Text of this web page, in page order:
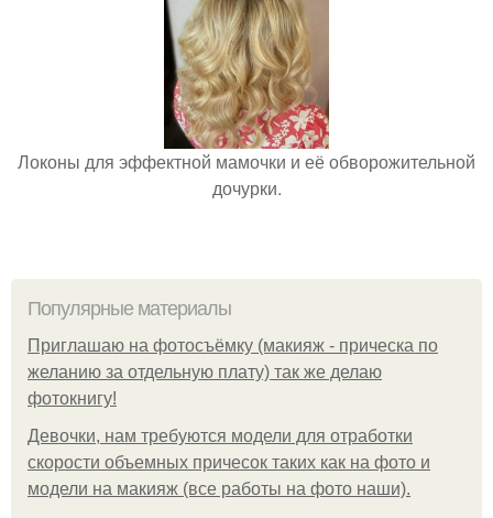
Локоны для эффектной мамочки и её обворожительной
дочурки.
Популярные материалы
Приглашаю на фотосъёмку (макияж - прическа по
желанию за отдельную плату) так же делаю
фотокнигу!
Девочки, нам требуются модели для отработки
скорости объемных причесок таких как на фото и
модели на макияж (все работы на фото наши).